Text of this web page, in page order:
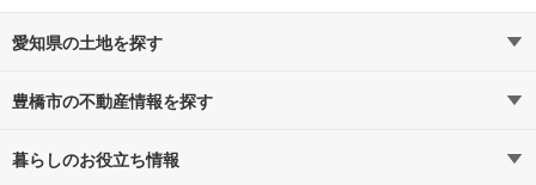
愛知県の土地を探す
路線・駅から探す
通勤・通学時間から探す
豊橋市の不動産情報を探す
不動産・住宅
暮らしのお役立ち情報